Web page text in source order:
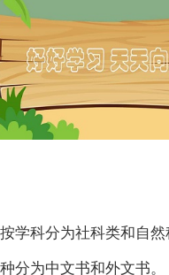
学科分为社科类和自然
分为中文书和外文书。